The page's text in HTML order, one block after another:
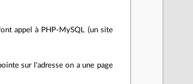
appel à PHP-MySQL (un site
sur l'adresse on a une page